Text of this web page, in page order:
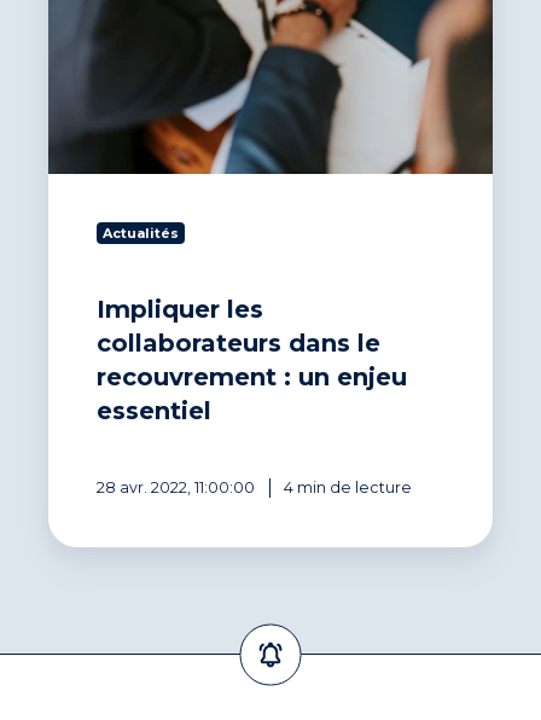
Actualités
Impliquer les
collaborateurs dans le
recouvrement : un enjeu
essentiel
28 avr. 2022, 11:00:00 4 min de lecture